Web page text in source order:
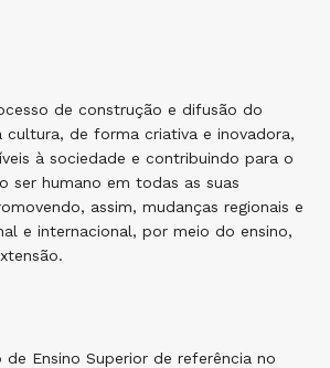
de construção e difusão do
cultura, de forma criativa e inovadora,
à sociedade e contribuindo para o
ser humano em todas as suas
assim, mudanças regionais e
e internacional, por meio do ensino,
Ensino Superior de referência no